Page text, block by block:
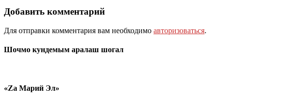
Добавить комментарий
Для отправки комментария вам необходимо авторизоваться.
Шочмо кундемым аралаш шогал
«Zа Марий Эл»